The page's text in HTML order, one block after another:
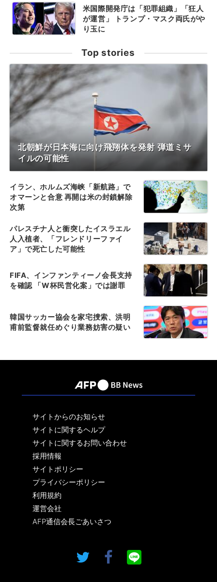
米国際開発庁は「犯罪組織」「狂人
が運営」 トランプ・マスク両氏がや
り玉に
Top stories
北朝鮮が日本海に向け飛翔体を発射 弾道ミサ
イルの可能性
イラン、ホルムズ海峡「新航路」で
オマーンと合意 再開は米の封鎖解除
次第
パレスチナ人と衝突したイスラエル
人入植者、「フレンドリーファイ
ア」で死亡した可能性
FIFA、インファンティーノ会長支持
を確認 「W杯民営化案」では謝罪
韓国サッカー協会を家宅捜索、洪明
甫前監督就任めぐり業務妨害の疑い
サイトからのお知らせ
サイトに関するヘルプ
サイトに関するお問い合わせ
採用情報
サイトポリシー
プライバシーポリシー
利用規約
運営会社
AFP通信会長ごあいさつ